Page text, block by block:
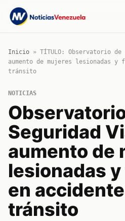
Inicio » TÍTULO: Observatorio
aumento de mujeres lesionadas
tránsito
NOTICIAS
Seguridad
aumento de
lesionadas
en
tránsito